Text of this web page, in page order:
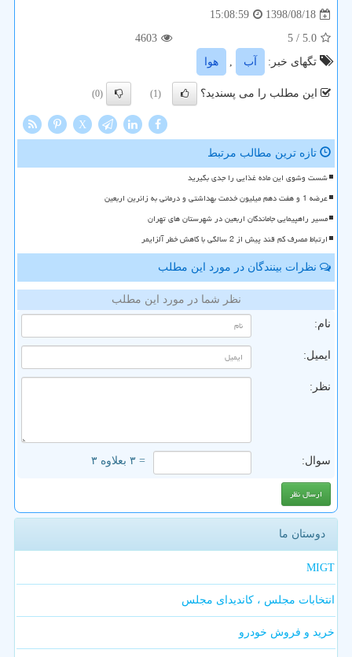
1398/08/18
15:08:59
5.0
/ 5
4603
تگهای خبر:
آب , هوا
این مطلب را می پسندید؟ (1)
(0)
X
تازه ترین مطالب مرتبط
شست وشوی این ماده غذایی را جدی بگیرید
عرضه 1 و هفت دهم میلیون خدمت بهداشتی و درمانی به زائرین اربعین
مسیر راهپیمایی جاماندگان اربعین در شهرستان های تهران
ارتباط مصرف کم قند پیش از 2 سالگی با کاهش خطر آلزایمر
نظرات بینندگان در مورد این مطلب
نظر شما در مورد این مطلب
نام:
ایمیل:
نظر:
سوال: = ۳ بعلاوه ۳
دوستان ما
MIGT
انتخابات مجلس ، کاندیدای مجلس
خرید و فروش خودرو